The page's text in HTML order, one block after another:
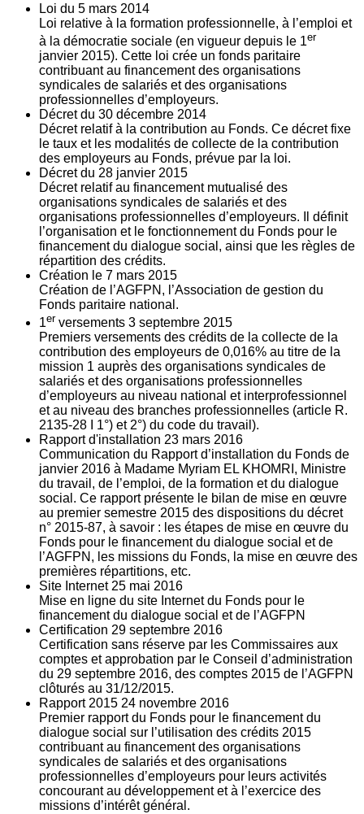
Loi du 5 mars 2014
Loi relative à la formation professionnelle, à l’emploi et
à la démocratie sociale (en vigueur depuis le 1er
janvier 2015). Cette loi crée un fonds paritaire
contribuant au financement des organisations
syndicales de salariés et des organisations
professionnelles d’employeurs.
Décret du 30 décembre 2014
Décret relatif à la contribution au Fonds. Ce décret fixe
le taux et les modalités de collecte de la contribution
des employeurs au Fonds, prévue par la loi.
Décret du 28 janvier 2015
Décret relatif au financement mutualisé des
organisations syndicales de salariés et des
organisations professionnelles d’employeurs. Il définit
l’organisation et le fonctionnement du Fonds pour le
financement du dialogue social, ainsi que les règles de
répartition des crédits.
Création le 7 mars 2015
Création de l’AGFPN, l’Association de gestion du
Fonds paritaire national.
1er versements 3 septembre 2015
Premiers versements des crédits de la collecte de la
contribution des employeurs de 0,016% au titre de la
mission 1 auprès des organisations syndicales de
salariés et des organisations professionnelles
d’employeurs au niveau national et interprofessionnel
et au niveau des branches professionnelles (article R.
2135‐28 I 1°) et 2°) du code du travail).
Rapport d'installation 23 mars 2016
Communication du Rapport d’installation du Fonds de
janvier 2016 à Madame Myriam EL KHOMRI, Ministre
du travail, de l’emploi, de la formation et du dialogue
social. Ce rapport présente le bilan de mise en œuvre
au premier semestre 2015 des dispositions du décret
n° 2015-87, à savoir : les étapes de mise en œuvre du
Fonds pour le financement du dialogue social et de
l’AGFPN, les missions du Fonds, la mise en œuvre des
premières répartitions, etc.
Site Internet 25 mai 2016
Mise en ligne du site Internet du Fonds pour le
financement du dialogue social et de l’AGFPN
Certification 29 septembre 2016
Certification sans réserve par les Commissaires aux
comptes et approbation par le Conseil d’administration
du 29 septembre 2016, des comptes 2015 de l’AGFPN
clôturés au 31/12/2015.
Rapport 2015 24 novembre 2016
Premier rapport du Fonds pour le financement du
dialogue social sur l’utilisation des crédits 2015
contribuant au financement des organisations
syndicales de salariés et des organisations
professionnelles d’employeurs pour leurs activités
concourant au développement et à l’exercice des
missions d’intérêt général.